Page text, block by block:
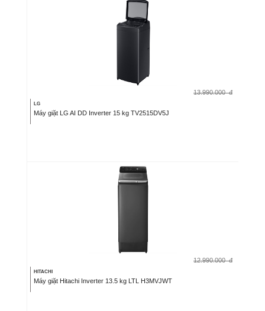
13.990.000 đ
LG
Máy giặt LG AI DD Inverter 15 kg TV2515DV5J
12.990.000 đ
HITACHI
Máy giặt Hitachi Inverter 13.5 kg LTL H3MVJWT